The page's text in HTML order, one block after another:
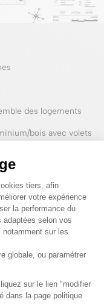
des logements
bois avec volets
et terrasses
douche